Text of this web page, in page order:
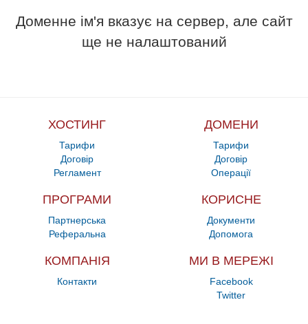
Доменне ім'я вказує на сервер, але сайт
ще не налаштований
ХОСТИНГ
Тарифи
Договір
Регламент
ДОМЕНИ
Тарифи
Договір
Операції
ПРОГРАМИ
Партнерська
Реферальна
КОРИСНЕ
Документи
Допомога
КОМПАНІЯ
Контакти
МИ В МЕРЕЖІ
Facebook
Twitter